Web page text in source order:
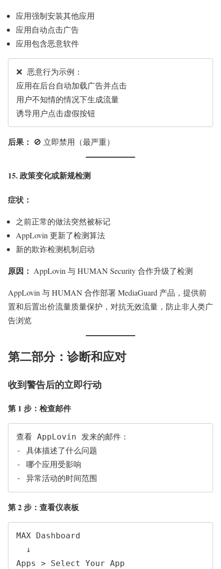
应用强制安装其他应用
应用自动点击广告
应用包含恶意软件
❌ 恶意行为示例：
应用在后台自动加载广告并点击
用户不知情的情况下生成流量
后果： 🚫 立即禁用（最严重）
15. 政策变化或新规检测
症状：
之前正常的做法突然被标记
AppLovin 更新了检测算法
新的欺诈检测机制启动
原因： AppLovin 与 HUMAN Security 合作升级了检测
AppLovin 与 HUMAN 合作部署 MediaGuard 产品，提供前
置和后置出价流量质量保护，对抗无效流量，防止非人类广
告浏览
第二部分：诊断和应对
收到警告后的立即行动
第 1 步：检查邮件
查看 AppLovin 发来的邮件：
- 具体描述了什么问题
- 哪个应用受影响
第 2 步：查看仪表板
MAX Dashboard
Apps > Select Your App